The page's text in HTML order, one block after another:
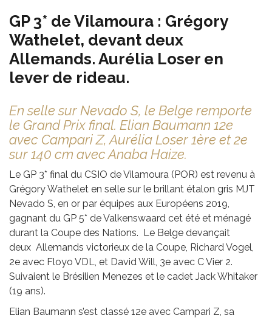
GP 3* de Vilamoura : Grégory
Wathelet, devant deux
Allemands. Aurélia Loser en
lever de rideau.
En selle sur Nevado S, le Belge remporte
le Grand Prix final. Elian Baumann 12e
avec Campari Z, Aurélia Loser 1ère et 2e
sur 140 cm avec Anaba Haize.
Le GP 3* final du CSIO de Vilamoura (POR) est revenu à
Grégory Wathelet en selle sur le brillant étalon gris MJT
Nevado S, en or par équipes aux Européens 2019,
gagnant du GP 5* de Valkenswaard cet été et ménagé
durant la Coupe des Nations. Le Belge devançait
deux Allemands victorieux de la Coupe, Richard Vogel,
2e avec Floyo VDL, et David Will, 3e avec C Vier 2.
Suivaient le Brésilien Menezes et le cadet Jack Whitaker
(19 ans).
Elian Baumann s’est classé 12e avec Campari Z, sa